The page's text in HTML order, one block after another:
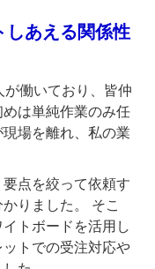
しあえる関係性
働いており、皆仲
は単純作業のみ任
場を離れ、私の業
要点を絞って依頼す
りました。 そこ
トボードを活用し
トでの受注対応や